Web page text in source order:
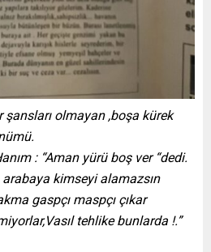
şansları olmayan ,boşa kürek
: “Aman yürü boş ver “dedi.
kimseyi alamazsın
gaspçı maspçı çıkar
tehlike bunlarda !.”